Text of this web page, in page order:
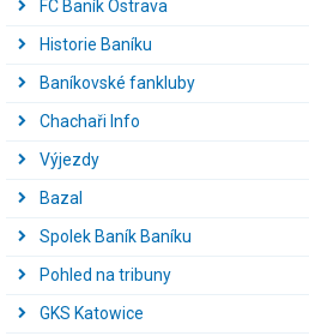
FC Baník Ostrava
Historie Baníku
Baníkovské fankluby
Chachaři Info
Výjezdy
Bazal
Spolek Baník Baníku
Pohled na tribuny
GKS Katowice